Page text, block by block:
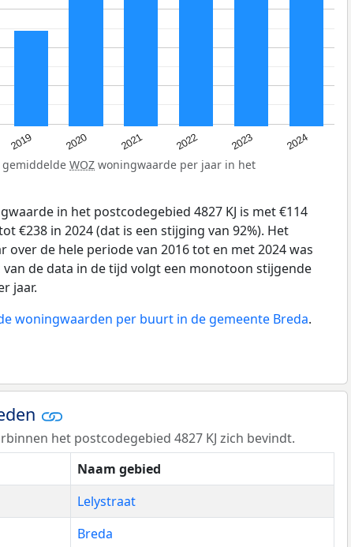
2019 2020 2021 2022 2023 2024
gemiddelde WOZ woningwaarde per jaar in het
in het postcodegebied 4827 KJ is met €114
€238 in 2024 (dat is een stijging van 92%). Het
over de hele periode van 2016 tot en met 2024 was
van de data in de tijd volgt een monotoon stijgende
jaar.
woningwaarden per buurt in de gemeente Breda.
het postcodegebied 4827 KJ zich bevindt.
Naam gebied
Lelystraat
Breda